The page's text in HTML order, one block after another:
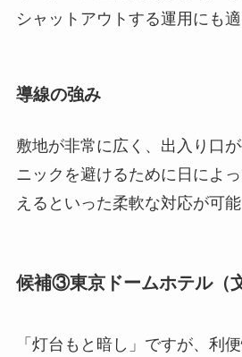
シャットアウトする運用にも適
導線の強み
敷地が非常に広く、出入り口
ニックを避けるために日によ
えるといった柔軟な対応が可能
候補③東京ドームホテル（
「灯台もと暗し」ですが、利